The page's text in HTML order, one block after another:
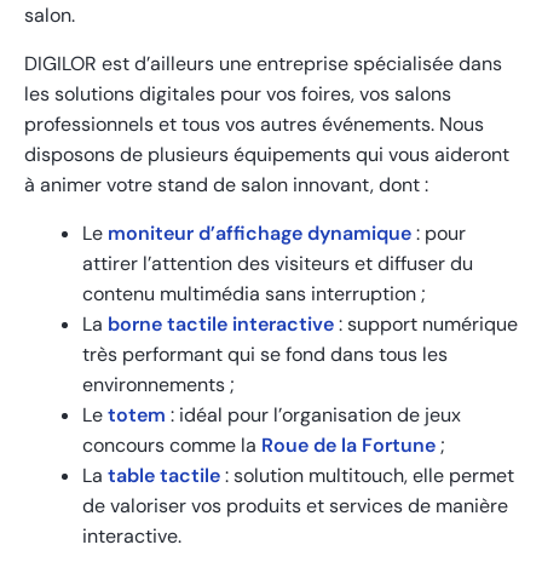
salon.
DIGILOR est d’ailleurs une entreprise spécialisée dans
les solutions digitales pour vos foires, vos salons
professionnels et tous vos autres événements. Nous
disposons de plusieurs équipements qui vous aideront
à animer votre stand de salon innovant, dont :
Le moniteur d’affichage dynamique: pour
attirer l’attention des visiteurs et diffuser du
contenu multimédia sans interruption ;
La borne tactile interactive: support numérique
très performant qui se fond dans tous les
environnements ;
Letotem : idéal pour l’organisation de jeux
concours comme la Roue de la Fortune;
La table tactile: solution multitouch, elle permet
de valoriser vos produits et services de manière
interactive.